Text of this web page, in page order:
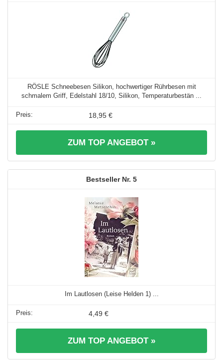
RÖSLE Schneebesen Silikon, hochwertiger Rührbesen mit
schmalem Griff, Edelstahl 18/10, Silikon, Temperaturbestän ...
18,95 €
ZUM TOP ANGEBOT »
5
Im Lautlosen (Leise Helden 1) ...
4,49 €
ZUM TOP ANGEBOT »